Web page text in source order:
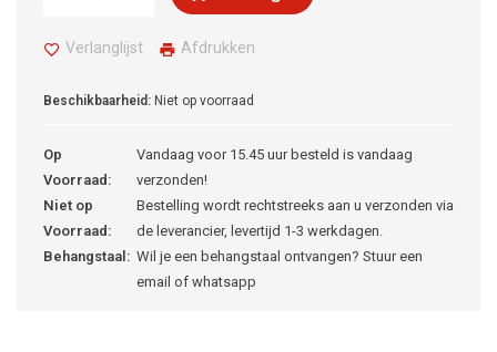
Verlanglijst Afdrukken
Beschikbaarheid: Niet op voorraad
Op
Voorraad:
Vandaag voor 15.45 uur besteld is vandaag
verzonden!
Niet op
Voorraad:
Bestelling wordt rechtstreeks aan u verzonden via
de leverancier, levertijd 1-3 werkdagen.
Behangstaal: Wil je een behangstaal ontvangen? Stuur een
email of whatsapp